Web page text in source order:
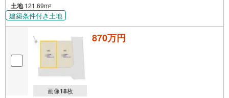
土地121.69m2
建築条件付き土地
画像18枚
870万円